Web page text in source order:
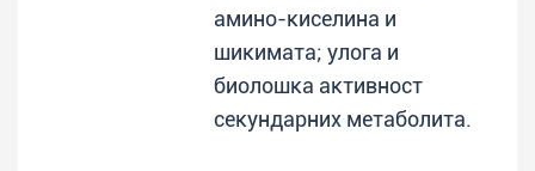
амино-киселина и
шикимата; улога и
биолошка активност
секундарних метаболита.